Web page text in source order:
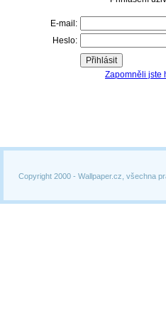
Copyright 2000 - Wallpaper.cz, všechna